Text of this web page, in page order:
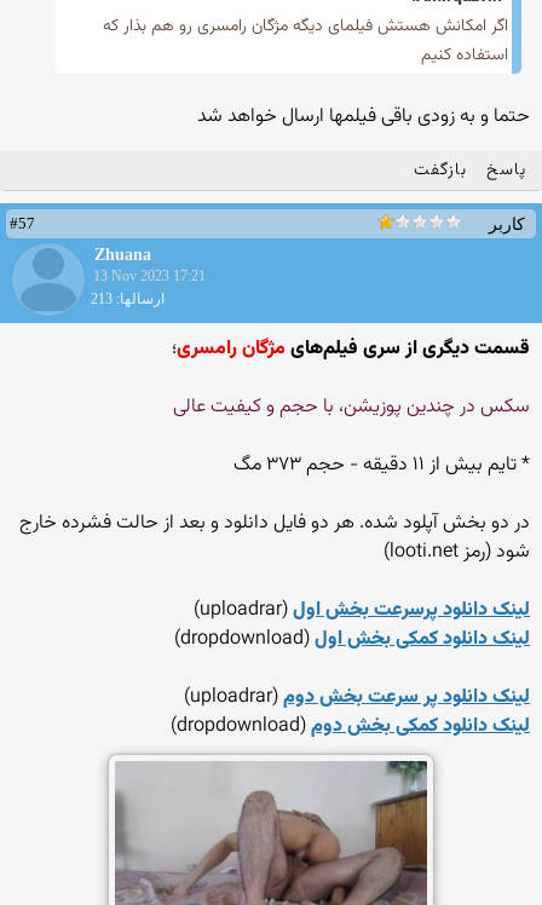
اگر امکانش هستش فیلمای دیگه مژگان رامسری رو هم بذار که
استفاده کنیم
حتما و به زودی باقی فیلمها ارسال خواهد شد
پاسخ بازگفت
کاربر
#57
Zhuana
13 Nov 2023 17:21
ارسالها: 213
قسمت دیگری از سری فیلم‌های مژگان رامسری؛
سکس در چندین پوزیشن، با حجم و کیفیت عالی
* تایم بیش از ۱۱ دقیقه - حجم ۳۷۳ مگ
در دو بخش آپلود شده. هر دو فایل دانلود و بعد از حالت فشرده خارج
شود (رمز looti.net)
لینک دانلود پرسرعت بخش اول(uploadrar)
لینک دانلود کمکی بخش اول(dropdownload)
لینک دانلود پر سرعت بخش دوم(uploadrar)
لینک دانلود کمکی بخش دوم(dropdownload)